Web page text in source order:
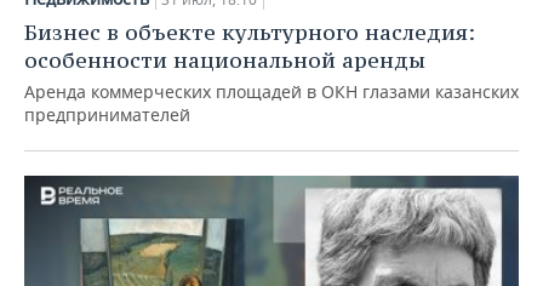
Бизнес в объекте культурного наследия:
особенности национальной аренды
Аренда коммерческих площадей в ОКН глазами казанских
предпринимателей